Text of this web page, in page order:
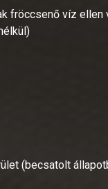
fröccsenő víz ellen
(becsatolt